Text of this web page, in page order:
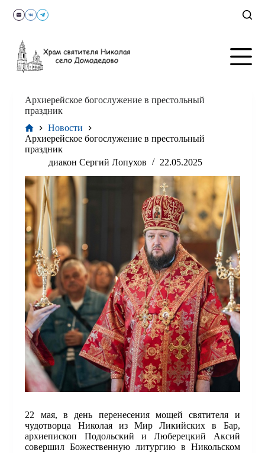
П
е
Архиерейское богослужение в престольный
праздник
ГлавнаяНовости
Архиерейское богослужение в престольный
праздник
диакон Сергий Лопухов
22.05.2025
22 мая, в день перенесения мощей святителя и
чудотворца Николая из Мир Ликийских в Бар,
архиепископ Подольский и Люберецкий Аксий
совершил Божественную литургию в Никольском